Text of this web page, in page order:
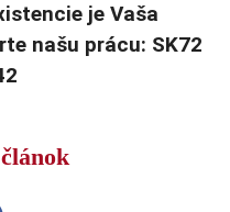
je Vaša
našu prácu: SK72